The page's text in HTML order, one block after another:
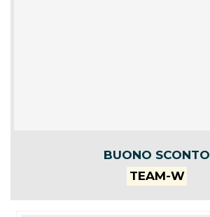
BUONO SCONTO
TEAM-W